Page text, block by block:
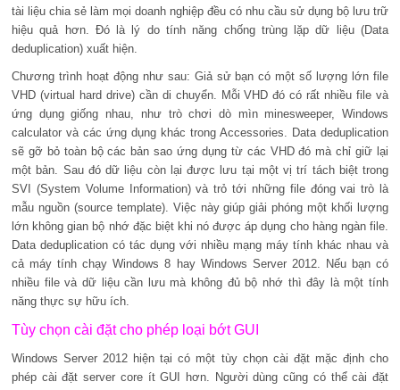
tài liệu chia sẻ làm mọi doanh nghiệp đều có nhu cầu sử dụng bộ lưu trữ
hiệu quả hơn. Đó là lý do tính năng chống trùng lặp dữ liệu (Data
deduplication) xuất hiện.
Chương trình hoạt động như sau: Giả sử bạn có một số lượng lớn file
VHD (virtual hard drive) cần di chuyển. Mỗi VHD đó có rất nhiều file và
ứng dụng giống nhau, như trò chơi dò mìn minesweeper, Windows
calculator và các ứng dụng khác trong Accessories. Data deduplication
sẽ gỡ bỏ toàn bộ các bản sao ứng dụng từ các VHD đó mà chỉ giữ lại
một bản. Sau đó dữ liệu còn lại được lưu tại một vị trí tách biệt trong
SVI (System Volume Information) và trỏ tới những file đóng vai trò là
mẫu nguồn (source template). Việc này giúp giải phóng một khối lượng
lớn không gian bộ nhớ đặc biệt khi nó được áp dụng cho hàng ngàn file.
Data deduplication có tác dụng với nhiều mạng máy tính khác nhau và
cả máy tính chạy Windows 8 hay Windows Server 2012. Nếu bạn có
nhiều file và dữ liệu cần lưu mà không đủ bộ nhớ thì đây là một tính
năng thực sự hữu ích.
Tùy chọn cài đặt cho phép loại bớt GUI
Windows Server 2012 hiện tại có một tùy chọn cài đặt mặc định cho
phép cài đặt server core ít GUI hơn. Người dùng cũng có thể cài đặt